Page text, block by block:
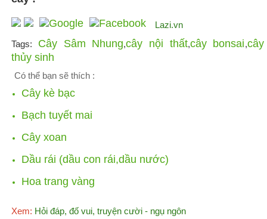
Lazi.vn
Tags: Cây Sâm Nhung,cây nội thất,cây bonsai,cây
thủy sinh
Có thể bạn sẽ thích :
Cây kè bạc
Bạch tuyết mai
Cây xoan
Dầu rái (dầu con rái,dầu nước)
Hoa trang vàng
Xem: Hỏi đáp, đố vui, truyện cười - ngụ ngôn